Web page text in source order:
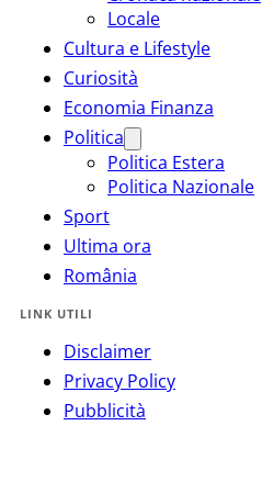
Locale
Cultura e Lifestyle
Curiosità
Economia Finanza
Politica
Politica Estera
Politica Nazionale
Sport
Ultima ora
România
LINK UTILI
Disclaimer
Privacy Policy
Pubblicità